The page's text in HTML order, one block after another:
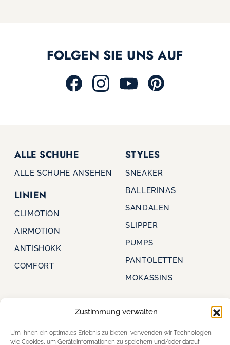
Zustimmung verwalten
Um Ihnen ein optimales Erlebnis zu bieten, verwenden wir Technologien
wie Cookies, um Geräteinformationen zu speichern und/oder darauf
FOLGEN SIE UNS AUF
ALLE SCHUHE
ALLE SCHUHE ANSEHEN
LINIEN
CLIMOTION
AIRMOTION
ANTISHOKK
COMFORT
STYLES
SNEAKER
BALLERINAS
SANDALEN
SLIPPER
PUMPS
PANTOLETTEN
MOKASSINS
STARTSEITE
FÜR HÄNDLER
FÜR HÄNDLER